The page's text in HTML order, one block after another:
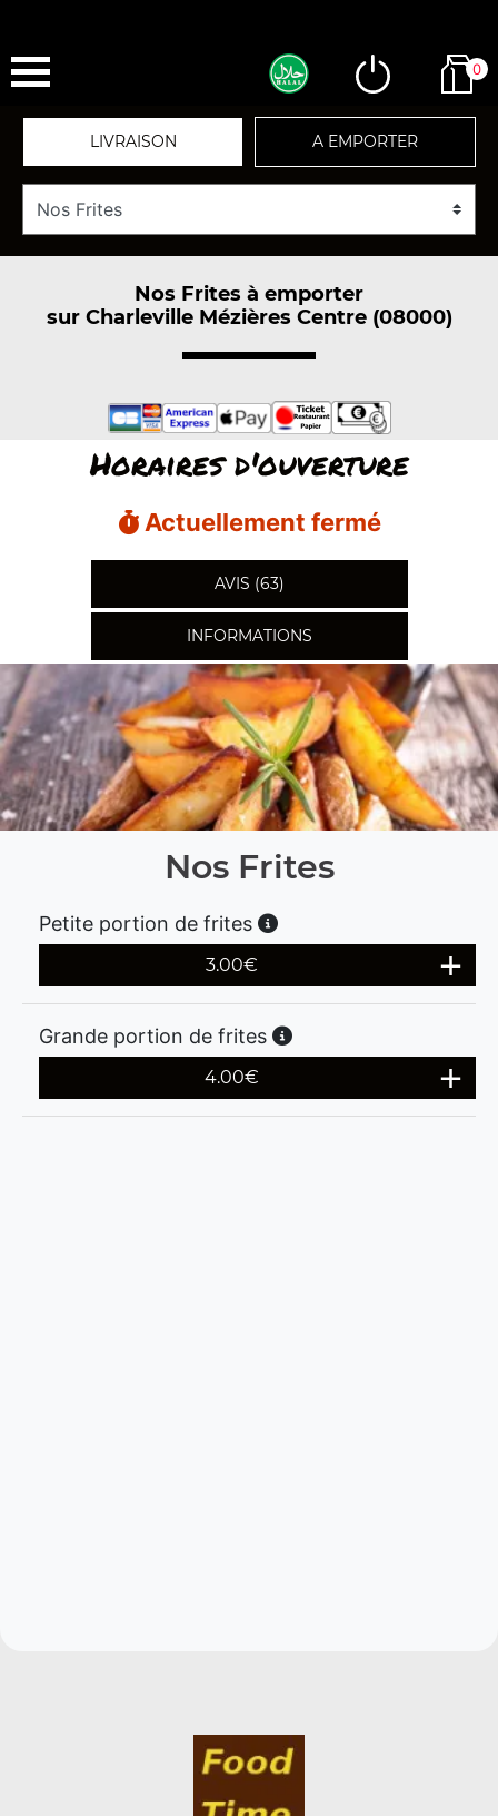
0
LIVRAISON A EMPORTER
Nos Frites à emporter
sur Charleville Mézières Centre (08000)
Horaires d'ouverture
Actuellement fermé
AVIS (63)
INFORMATIONS
Nos Frites
Petite portion de frites
3.00€
Grande portion de frites
4.00€